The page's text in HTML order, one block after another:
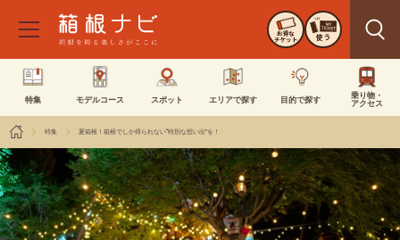
お得な
チケット 使う
特集 モデルコース スポット エリアで探す 目的で探す
乗り物・
アクセス
特集 夏箱根！箱根でしか得られない“特別な想い出”を！